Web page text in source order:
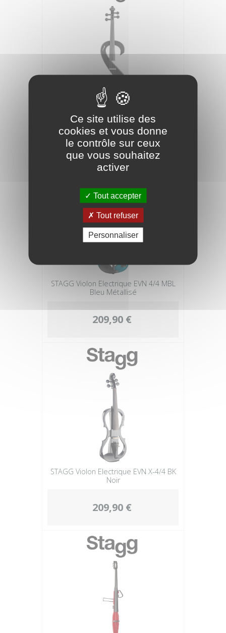
STAGG Alto Electrique EVA 4/4 Noir
389,00 €
STAGG Violon Electrique EVN 4/4 MBL
Bleu Métallisé
209,90 €
STAGG Violon Electrique EVN X-4/4 BK
Noir
209,90 €
Ce site utilise des
cookies et vous donne
le contrôle sur ceux
que vous souhaitez
activer
Tout accepter
Tout refuser
Personnaliser